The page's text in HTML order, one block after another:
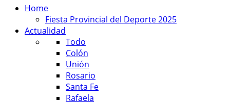
Home
Fiesta Provincial del Deporte 2025
Actualidad
Todo
Colón
Unión
Rosario
Santa Fe
Rafaela